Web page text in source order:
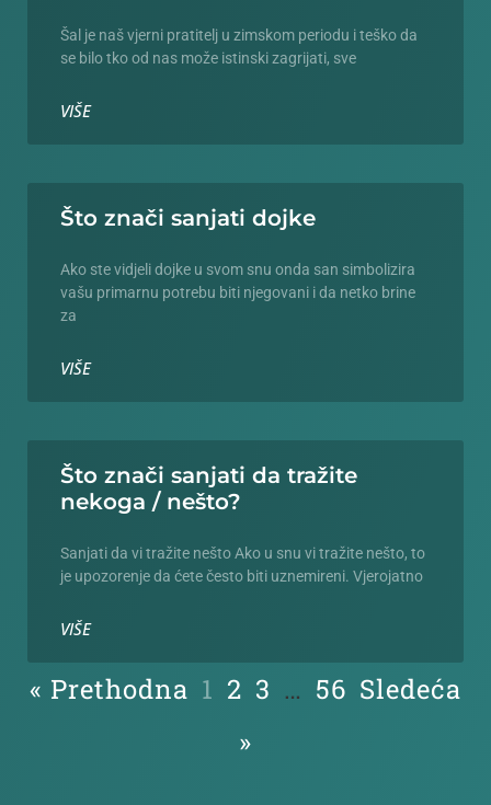
Šal je naš vjerni pratitelj u zimskom periodu i teško da
se bilo tko od nas može istinski zagrijati, sve
VIŠE
Što znači sanjati dojke
Ako ste vidjeli dojke u svom snu onda san simbolizira
vašu primarnu potrebu biti njegovani i da netko brine
za
VIŠE
Što znači sanjati da tražite
nekoga / nešto?
Sanjati da vi tražite nešto Ako u snu vi tražite nešto, to
je upozorenje da ćete često biti uznemireni. Vjerojatno
VIŠE
« Prethodna 1 2 3 … 56 Sledeća
»